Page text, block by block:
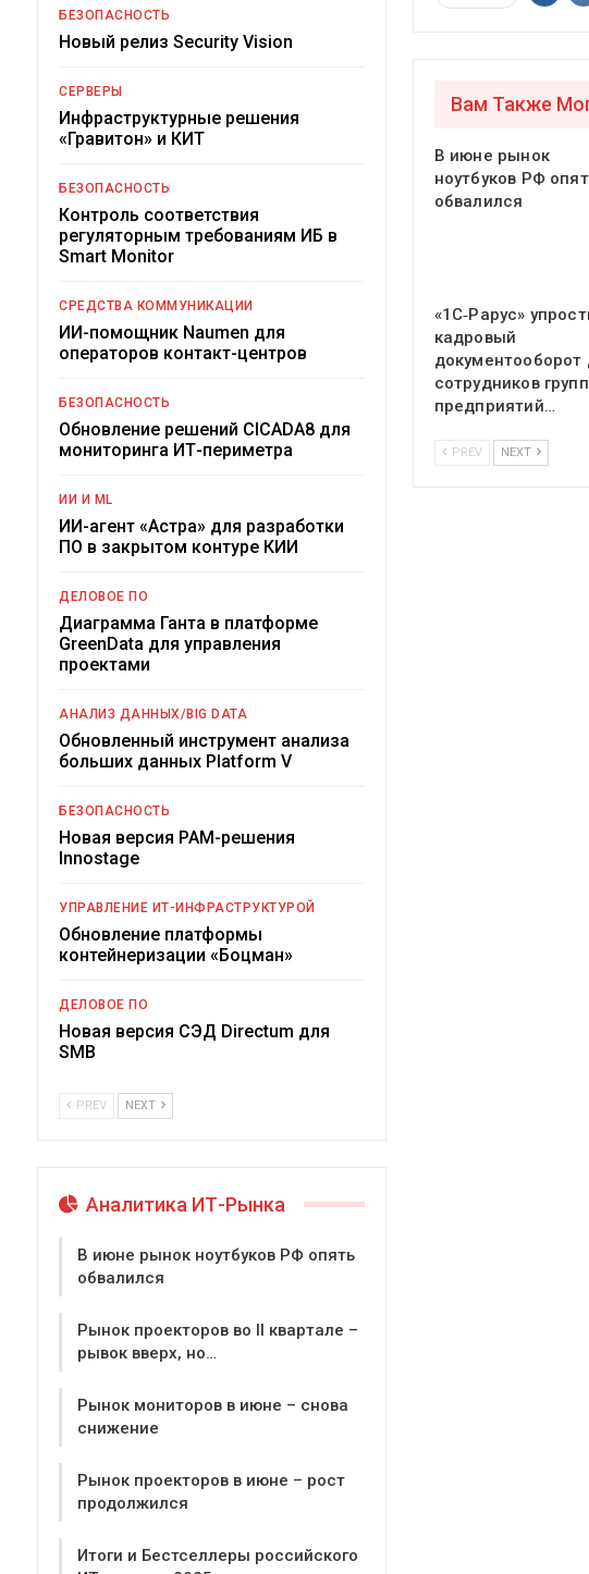
Вам Также
В июне рынок
ноутбуков РФ
обвалился
«1С‑Рарус»
кадровый
документооборот
сотрудников
предприятий…
PREV NEXT
БЕЗОПАСНОСТЬ
Новый релиз Security Vision
СЕРВЕРЫ
Инфраструктурные решения
«Гравитон» и КИТ
БЕЗОПАСНОСТЬ
Контроль соответствия
регуляторным требованиям ИБ в
Smart Monitor
СРЕДСТВА КОММУНИКАЦИИ
ИИ-помощник Naumen для
операторов контакт-центров
БЕЗОПАСНОСТЬ
Обновление решений CICADA8 для
мониторинга ИТ-периметра
ИИ И ML
ИИ-агент «Астра» для разработки
ПО в закрытом контуре КИИ
ДЕЛОВОЕ ПО
Диаграмма Ганта в платформе
GreenData для управления
проектами
АНАЛИЗ ДАННЫХ/BIG DATA
Обновленный инструмент анализа
больших данных Platform V
БЕЗОПАСНОСТЬ
Новая версия PAM-решения
Innostage
УПРАВЛЕНИЕ ИТ-ИНФРАСТРУКТУРОЙ
Обновление платформы
контейнеризации «Боцман»
ДЕЛОВОЕ ПО
Новая версия СЭД Directum для
SMB
PREV NEXT
Аналитика ИТ-Рынка
В июне рынок ноутбуков РФ опять
обвалился
Рынок проекторов во II квартале –
рывок вверх, но…
Рынок мониторов в июне – снова
снижение
Рынок проекторов в июне – рост
продолжился
Итоги и Бестселлеры российского